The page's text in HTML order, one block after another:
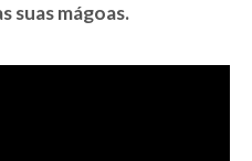
suas mágoas.